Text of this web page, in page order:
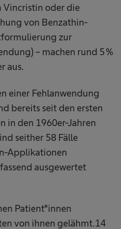
Vincristin oder die
von Benzathin-
zur
– machen rund 5 %
aus.
einer Fehlanwendung
bereits seit den ersten
in den 1960er-Jahren
seither 58 Fälle
Applikationen
ausgewertet
Patient*innen
von ihnen gelähmt.14